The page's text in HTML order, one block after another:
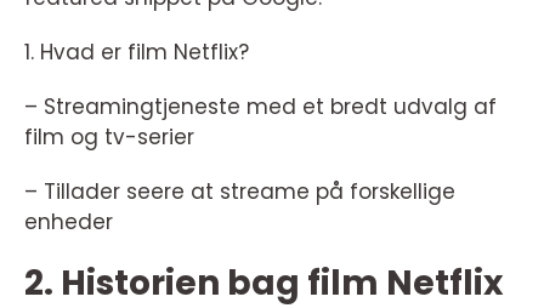
1. Hvad er film Netflix?
– Streamingtjeneste med et bredt udvalg af
film og tv-serier
– Tillader seere at streame på forskellige
enheder
2. Historien bag film Netflix